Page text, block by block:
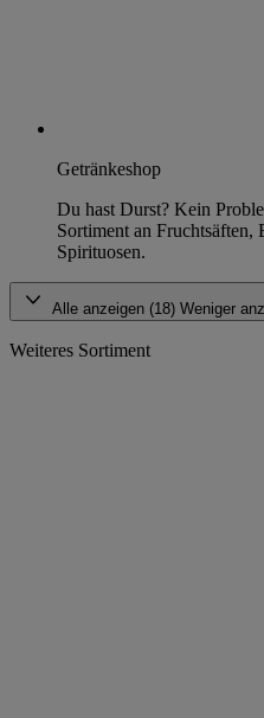
Getränkeshop
Du hast Durst? Kein
Sortiment an Fruchtsäften,
Spirituosen.
Alle anzeigen (18) Weniger
Weiteres Sortiment